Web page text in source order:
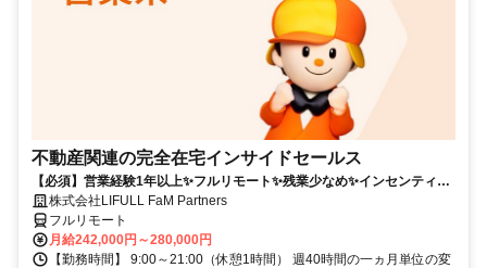
不動産関連の完全在宅インサイドセールス
【必須】営業経験1年以上✨フルリモート✨残業少なめ✨インセンティブ
有 株式会社LIFULL FaM Partners
フルリモート
月給242,000円～280,000円
【勤務時間】 9:00～21:00（休憩1時間） 週40時間の一ヵ月単位の変